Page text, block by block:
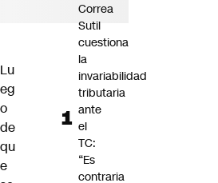
Lu
eg
o
de
qu
e
Correa
Sutil
cuestiona
la
invariabilidad
tributaria
ante
el
TC:
“Es
contraria